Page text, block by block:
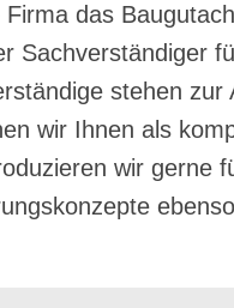
das
Sachverständiger
stehen
wir Ihnen als
wir gerne